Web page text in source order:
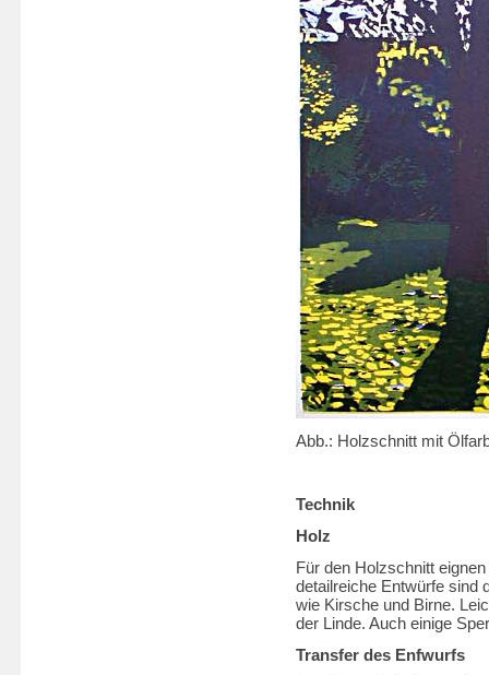
Abb.: Holzschnitt mit
Technik
Holz
Für den Holzschnitt
detailreiche Entwürfe sind
wie Kirsche und Birne.
der Linde. Auch einige
Transfer des Enfwurfs